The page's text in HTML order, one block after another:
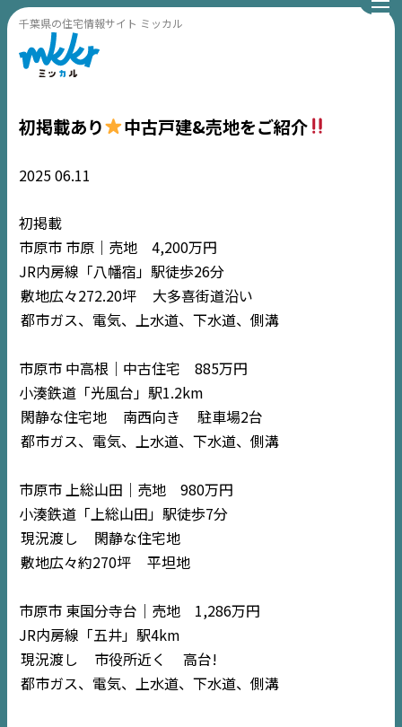
千葉県の住宅情報サイト ミッカル
初掲載あり 中古戸建&売地をご紹介
202506.11
初掲載
市原市 市原｜売地 4,200万円
JR内房線「八幡宿」駅徒歩26分
敷地広々272.20坪
大多喜街道沿い
都市ガス、電気、上水道、下水道、側溝
市原市 中高根｜中古住宅 885万円
小湊鉄道「光風台」駅1.2km
閑静な住宅地
南西向き
駐車場2台
都市ガス、電気、上水道、下水道、側溝
市原市 上総山田｜売地 980万円
小湊鉄道「上総山田」駅徒歩7分
現況渡し
閑静な住宅地
敷地広々約270坪 平坦地
市原市 東国分寺台｜売地 1,286万円
JR内房線「五井」駅4km
現況渡し
市役所近く
高台!
都市ガス、電気、上水道、下水道、側溝